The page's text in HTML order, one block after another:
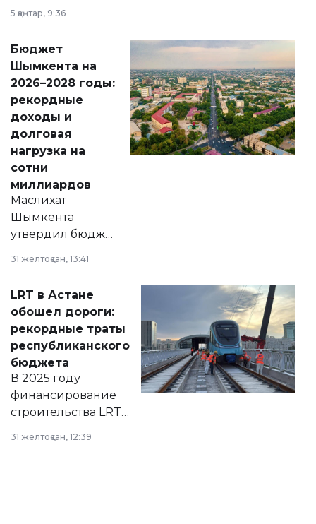
принести
народу
Венесуэлы.
5 қаңтар, 9:36
Бюджет
Шымкента на
2026–2028 годы:
рекордные
доходы и
долговая
нагрузка на
сотни
миллиардов
Маслихат
Шымкента
утвердил бюджет
2028 годы.
документ
появился в базе
нормативных
правовых актов и
на сайте маслихат
города.
31 желтоқсан, 13:41
LRT в Астане
обошел дороги:
рекордные траты
республиканского
бюджета
В 2025 году
финансирование
строительства LRT
республиканского
31 желтоқсан, 12:39